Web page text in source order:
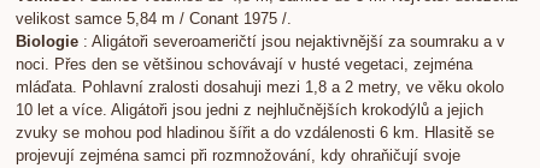
velikost samce 5,84 m / Conant 1975 /.
Biologie : Aligátoři severoameričtí jsou nejaktivnější za soumraku a v
noci. Přes den se většinou schovávají v husté vegetaci, zejména
mláďata. Pohlavní zralosti dosahuji mezi 1,8 a 2 metry, ve věku okolo
10 let a více. Aligátoři jsou jedni z nejhlučnějších krokodýlů a jejich
zvuky se mohou pod hladinou šířit a do vzdálenosti 6 km. Hlasitě se
projevují zejména samci při rozmnožování, kdy ohraňičují svoje